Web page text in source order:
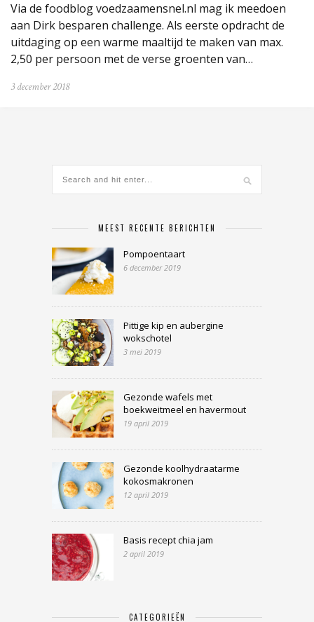
Via de foodblog voedzaamensnel.nl mag ik meedoen
aan Dirk besparen challenge. Als eerste opdracht de
uitdaging op een warme maaltijd te maken van max.
2,50 per persoon met de verse groenten van…
3 december 2018
MEEST RECENTE BERICHTEN
Pompoentaart
6 december 2019
Pittige kip en aubergine
wokschotel
3 mei 2019
Gezonde wafels met
boekweitmeel en havermout
19 april 2019
Gezonde koolhydraatarme
kokosmakronen
12 april 2019
Basis recept chia jam
2 april 2019
CATEGORIEËN